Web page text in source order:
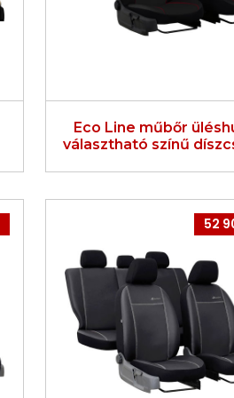
Eco Line műbőr
választható színű
52